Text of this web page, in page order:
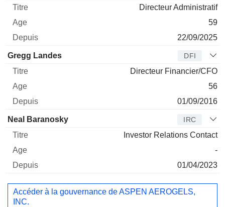
Directeur Administratif
59
22/09/2025
Gregg Landes DFI
Directeur Financier/CFO
56
01/09/2016
Neal Baranosky IRC
Investor Relations Contact
-
01/04/2023
Accéder à la gouvernance de ASPEN AEROGELS,
INC.